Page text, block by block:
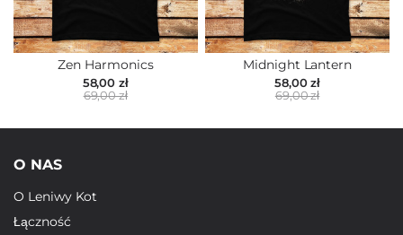
Zen Harmonics
58,00 zł
69,00 zł
Midnight Lantern
58,00 zł
69,00 zł
O NAS
O Leniwy Kot
Łączność